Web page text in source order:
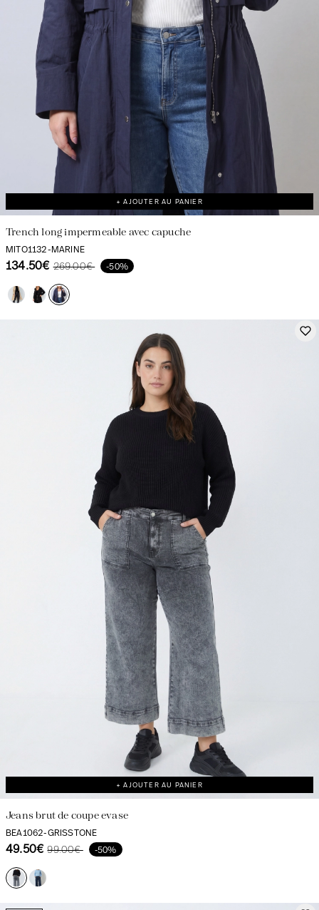
+ AJOUTER AU PANIER
Trench long impermeable avec capuche
MITO1132-MARINE
134.50€ 269.00€ -50%
+ AJOUTER AU PANIER
Jeans brut de coupe evase
BEA1062-GRISSTONE
49.50€ 99.00€ -50%